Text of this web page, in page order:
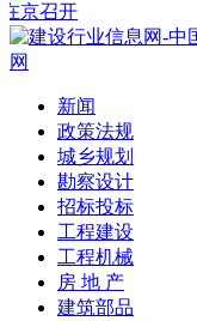
新闻
政策法规
城乡规划
勘察设计
招标投标
工程建设
工程机械
房 地 产
建筑部品